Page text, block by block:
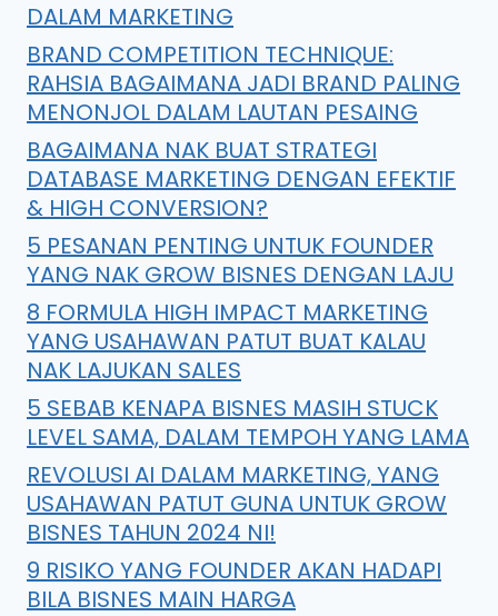
DALAM MARKETING
BRAND COMPETITION TECHNIQUE:
RAHSIA BAGAIMANA JADI BRAND PALING
MENONJOL DALAM LAUTAN PESAING
BAGAIMANA NAK BUAT STRATEGI
DATABASE MARKETING DENGAN EFEKTIF
& HIGH CONVERSION?
5 PESANAN PENTING UNTUK FOUNDER
YANG NAK GROW BISNES DENGAN LAJU
8 FORMULA HIGH IMPACT MARKETING
YANG USAHAWAN PATUT BUAT KALAU
NAK LAJUKAN SALES
5 SEBAB KENAPA BISNES MASIH STUCK
LEVEL SAMA, DALAM TEMPOH YANG LAMA
REVOLUSI AI DALAM MARKETING, YANG
USAHAWAN PATUT GUNA UNTUK GROW
BISNES TAHUN 2024 NI!
9 RISIKO YANG FOUNDER AKAN HADAPI
BILA BISNES MAIN HARGA